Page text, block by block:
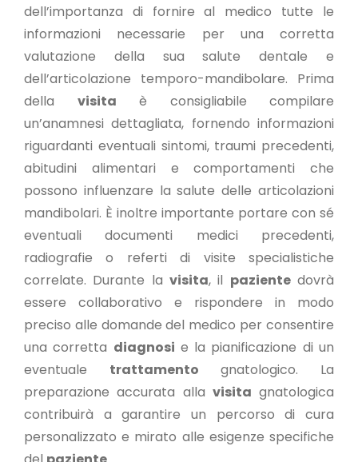
dell’importanza di fornire al medico tutte le
informazioni necessarie per una corretta
valutazione della sua salute dentale e
dell’articolazione temporo-mandibolare. Prima
della visita è consigliabile compilare
un’anamnesi dettagliata, fornendo informazioni
riguardanti eventuali sintomi, traumi precedenti,
abitudini alimentari e comportamenti che
possono influenzare la salute delle articolazioni
mandibolari. È inoltre importante portare con sé
eventuali documenti medici precedenti,
radiografie o referti di visite specialistiche
correlate. Durante la visita, il pazientedovrà
essere collaborativo e rispondere in modo
preciso alle domande del medico per consentire
una corretta diagnosi e la pianificazione di un
eventuale trattamento gnatologico. La
preparazione accurata alla visita gnatologica
contribuirà a garantire un percorso di cura
personalizzato e mirato alle esigenze specifiche